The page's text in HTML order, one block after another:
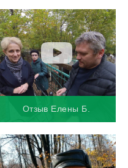
Отзыв Елены Б.